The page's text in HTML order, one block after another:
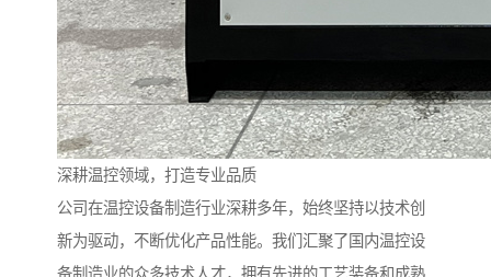
深耕温控领域，打造专业品质
公司在温控设备制造行业深耕多年，始终坚持以技术创
新为驱动，不断优化产品性能。我们汇聚了国内温控设